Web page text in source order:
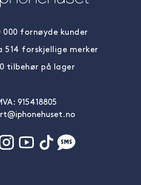
000 fornøyde kunder
514 forskjellige merker
tilbehør på lager
915418805